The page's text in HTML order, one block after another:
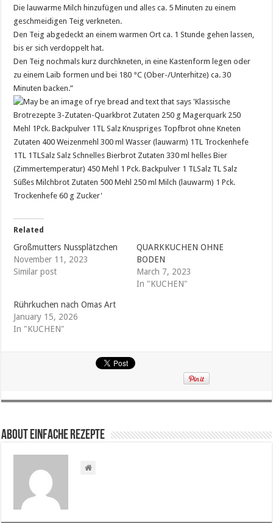
Die lauwarme Milch hinzufügen und alles ca. 5 Minuten zu einem
geschmeidigen Teig verkneten.
Den Teig abgedeckt an einem warmen Ort ca. 1 Stunde gehen lassen,
bis er sich verdoppelt hat.
Den Teig nochmals kurz durchkneten, in eine Kastenform legen oder
zu einem Laib formen und bei 180 °C (Ober-/Unterhitze) ca. 30
Minuten backen.”
Related
Großmutters Nussplätzchen
November 11, 2023
Similar post
QUARKKUCHEN OHNE
BODEN
March 7, 2023
In "KUCHEN"
Rührkuchen nach Omas Art
January 15, 2026
In "KUCHEN"
About Einfache Rezepte